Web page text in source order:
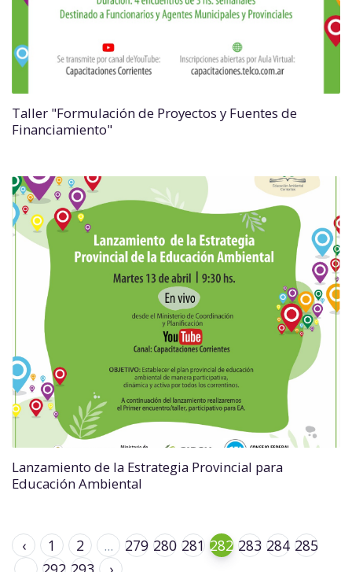
Taller "Formulación de Proyectos y Fuentes de
Financiamiento"
Lanzamiento de la Estrategia Provincial para
Educación Ambiental
‹ 1 2 ... 279 280 281 282 283 284 285